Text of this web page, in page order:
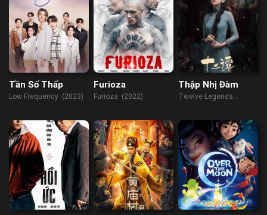
Tần Số Thấp
Low Frequency (2023)
Furioza
Furioza (2022)
Thập Nhị Đàm
Twelve Legends